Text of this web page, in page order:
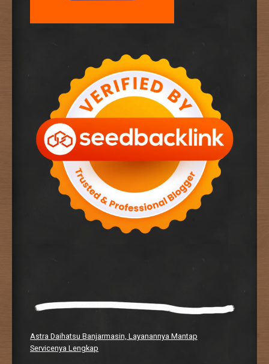
Astra Daihatsu Banjarmasin, Layanannya Mantap
Servicenya Lengkap